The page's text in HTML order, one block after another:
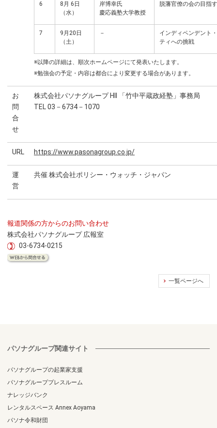
6
8月 6日
（水）
岸博幸氏
慶応義塾大学教授
脱藩官僚の会の目指
7
9月20日
（土）
－
インディペンデント
ティへの挑戦
※以降の詳細は、順次ホームページにて発表いたします。
※勉強会の予定・内容は都合により変更する場合があります。
お
問
合
せ
株式会社パソナグループ HII 「竹中平蔵政経塾」事務局
TEL 03－6734－1070
URL https://www.pasonagroup.co.jp/
運
営
共催 株式会社ポリシー・ウォッチ・ジャパン
報道関係の方からのお問い合わせ
株式会社パソナグループ 広報室
03-6734-0215
一覧ページへ
パソナグループ関連サイト
パソナグループの起業家支援
パソナグループプレスルーム
ナレッジバンク
レンタルスペース Annex Aoyama
パソナ令和財団